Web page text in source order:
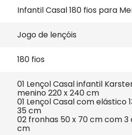
Infantil Casal 180 fios para
Jogo de lençóis
180 fios
01 Lençol Casal infantil
menino 220 x 240 cm
01 Lençol Casal com elástico
35 cm
02 fronhas 50 x 70 cm com 3
cm